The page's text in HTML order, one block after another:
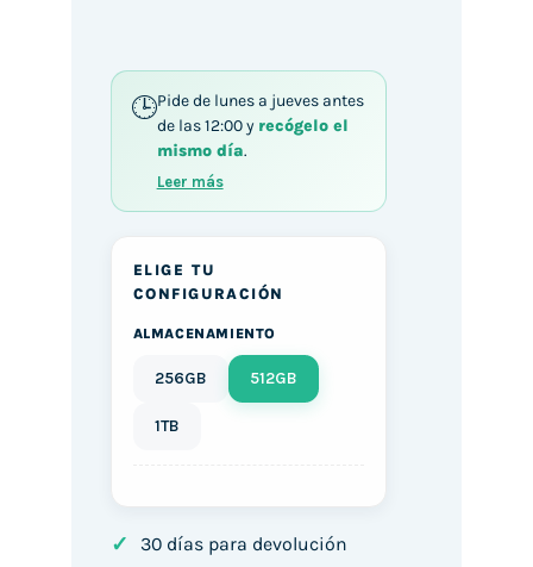
Pide de lunes a jueves antes
de las 12:00 y recógelo el
mismo día.
Leer más
ELIGE TU
CONFIGURACIÓN
ALMACENAMIENTO
256GB 512GB
1TB
✓ 30 días para devolución